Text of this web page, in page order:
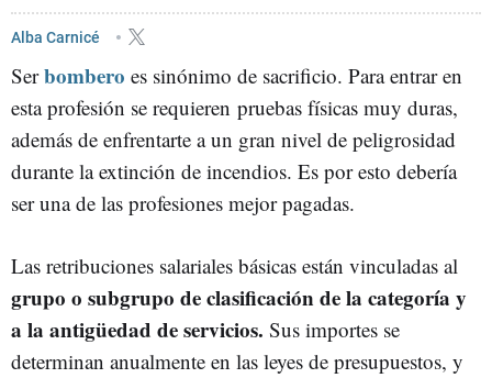
Alba Carnicé
Serbombero es sinónimo de sacrificio. Para entrar en
esta profesión se requieren pruebas físicas muy duras,
además de enfrentarte a un gran nivel de peligrosidad
durante la extinción de incendios. Es por esto debería
ser una de las profesiones mejor pagadas.
Las retribuciones salariales básicas están vinculadas al
grupo o subgrupo de clasificación de la categoría y
a la antigüedad de servicios. Sus importes se
determinan anualmente en las leyes de presupuestos, y